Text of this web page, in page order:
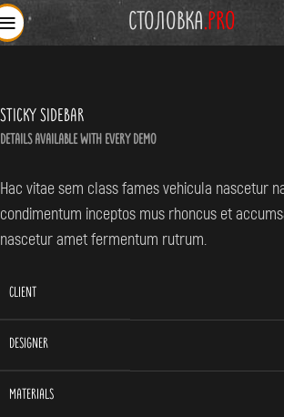
СТОЛОВКА.PRO
Sticky Sidebar
Details available with Every Demo
Hac vitae sem class fames vehicula nascetur
condimentum inceptos mus rhoncus et
nascetur amet fermentum rutrum.
CLIENT
DESIGNER
MATERIALS